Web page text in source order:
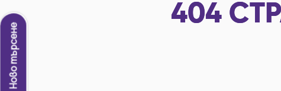
Ново търсене
404